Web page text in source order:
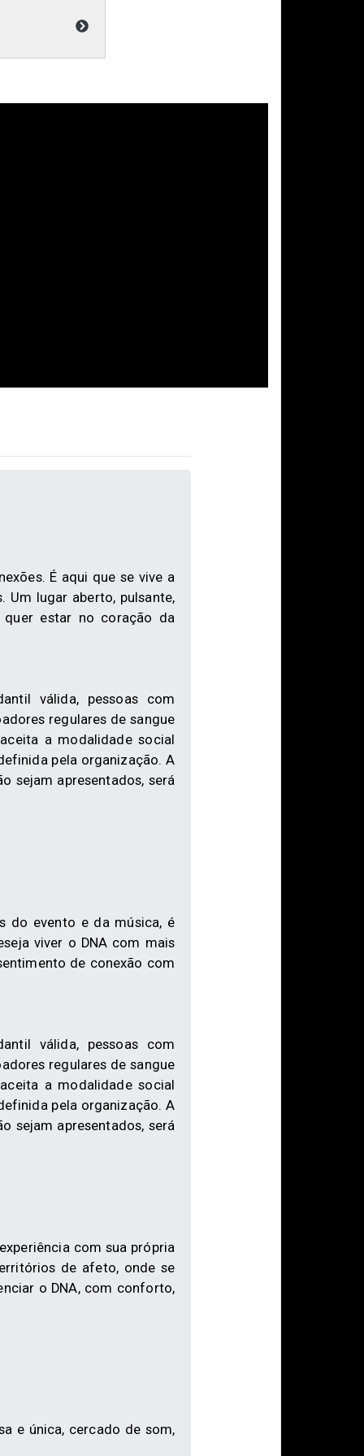
É aqui que se vive a
lugar aberto, pulsante,
estar no coração da
válida, pessoas com
regulares de sangue
a modalidade social
pela organização. A
sejam apresentados, será
do evento e da música, é
viver o DNA com mais
de conexão com
válida, pessoas com
regulares de sangue
a modalidade social
pela organização. A
sejam apresentados, será
com sua própria
de afeto, onde se
o DNA, com conforto,
e única, cercado de som,